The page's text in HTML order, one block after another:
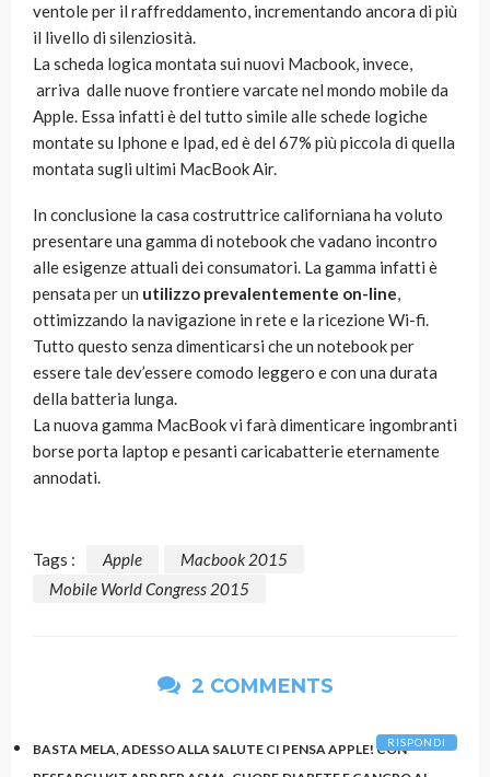
ventole per il raffreddamento, incrementando ancora di più
il livello di silenziosità.
La scheda logica montata sui nuovi Macbook, invece,
arriva dalle nuove frontiere varcate nel mondo mobile da
Apple. Essa infatti è del tutto simile alle schede logiche
montate su Iphone e Ipad, ed è del 67% più piccola di quella
montata sugli ultimi MacBook Air.
In conclusione la casa costruttrice californiana ha voluto
presentare una gamma di notebook che vadano incontro
alle esigenze attuali dei consumatori. La gamma infatti è
pensata per un utilizzo prevalentemente on-line,
ottimizzando la navigazione in rete e la ricezione Wi-fi.
Tutto questo senza dimenticarsi che un notebook per
essere tale dev’essere comodo leggero e con una durata
della batteria lunga.
La nuova gamma MacBook vi farà dimenticare ingombranti
borse porta laptop e pesanti caricabatterie eternamente
annodati.
Tags : Apple
Macbook 2015
Mobile World Congress 2015
2 COMMENTS
BASTA MELA, ADESSO ALLA SALUTE CI PENSA APPLE! CONRISPONDI